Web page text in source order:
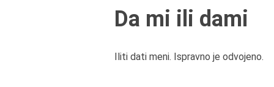
Da mi ili dami
Iliti dati meni. Ispravno je odvojeno.